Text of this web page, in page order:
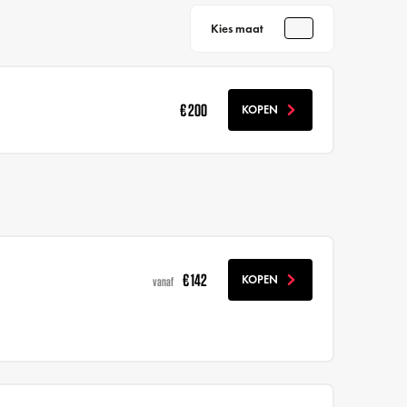
Kies maat
€ 200 KOPEN
vanaf € 142 KOPEN